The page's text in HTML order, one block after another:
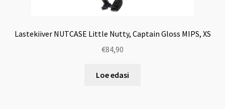
Lastekiiver NUTCASE Little Nutty, Captain Gloss MIPS, XS
€84,90
Loe edasi